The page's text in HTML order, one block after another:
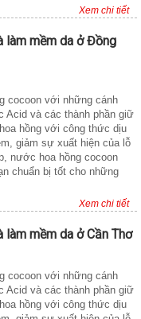
Xem chi tiết
làm mềm da ở Đồng
cocoon với những cánh
Acid và các thành phần giữ
hồng với công thức dịu
giảm sự xuất hiện của lỗ
nước hoa hồng cocoon
chuẩn bị tốt cho những
Xem chi tiết
mềm da ở Cần Thơ
cocoon với những cánh
Acid và các thành phần giữ
hồng với công thức dịu